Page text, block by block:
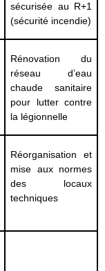
sécurisée au R+1
(sécurité incendie)
Rénovation du
réseau d’eau
chaude sanitaire
pour lutter contre
la légionnelle
Réorganisation et
mise aux normes
des locaux
techniques